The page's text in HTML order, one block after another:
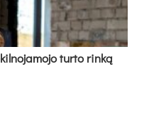
turto rinką